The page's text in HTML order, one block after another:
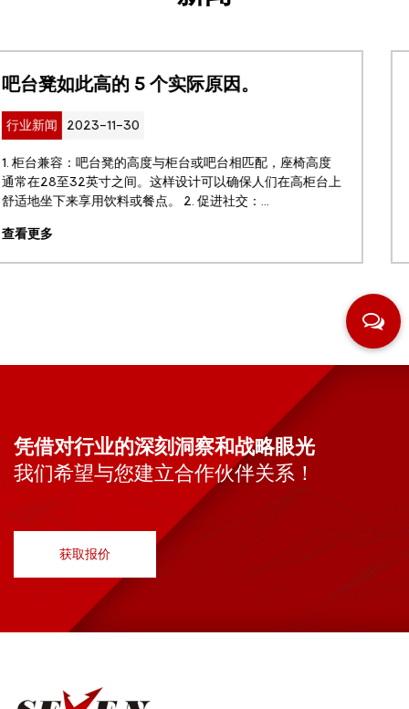
如何选择适合自己的花园桌？
行业新闻 2023-11-30
如果您想美化您的户外空间并为放松或招待客人创造一个舒
适且实用的休息区，那么花园桌是必备的。 户外家具的附加
功能和风格能为您的露台或后院带来更多好处，并使您在户...
凭借对行业的深刻洞察和战略眼光
我们希望与您建立合作伙伴关系！
获取报价